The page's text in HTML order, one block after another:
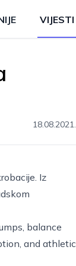
VIJESTI
18.08.2021.
Iz
balance
and athletic